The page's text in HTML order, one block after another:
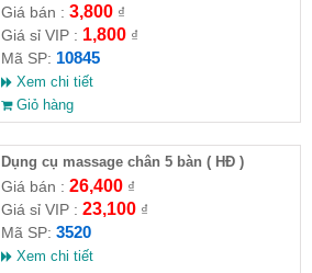
Giá bán : 3,800₫
Giá sỉ VIP : 1,800₫
Mã SP: 10845
Xem chi tiết
Giỏ hàng
Dụng cụ massage chân 5 bàn ( HĐ )
Giá bán : 26,400₫
Giá sỉ VIP : 23,100₫
Mã SP: 3520
Xem chi tiết